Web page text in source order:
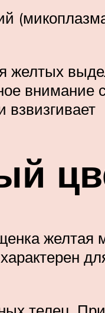
внимание
взвизгивает